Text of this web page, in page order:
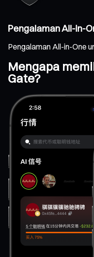
Pengalaman All-in-
Pengalaman All-in-One
Mengapa
Gate?